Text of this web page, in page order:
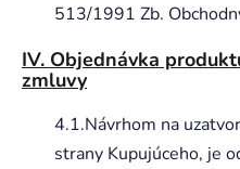
513/1991 Zb.
IV. Objednávka
zmluvy
4.1.Návrhom na
strany Kupujúceho, je